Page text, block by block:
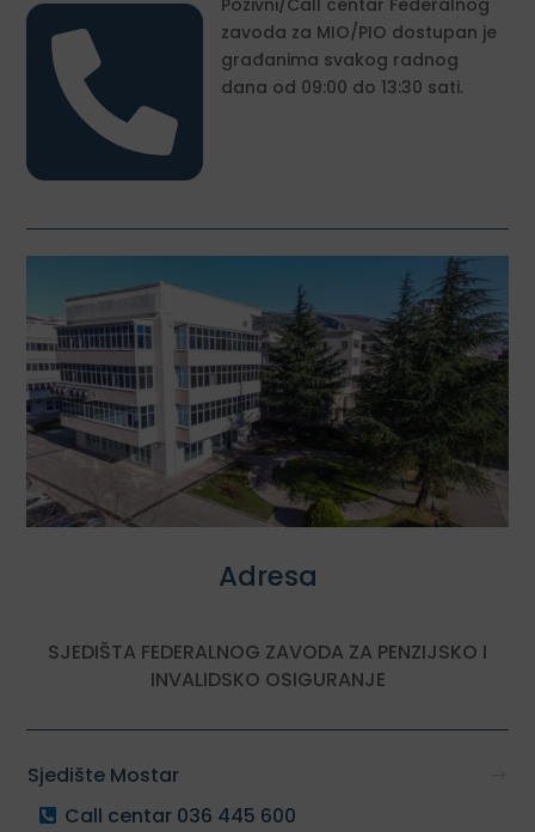

zavoda za MIO/PIO dostupan je
građanima svakog radnog
dana od 09:00 do 13:30 sati.
Adresa
SJEDIŠTA FEDERALNOG ZAVODA ZA PENZIJSKO I
INVALIDSKO OSIGURANJE
Sjedište Mostar
Call centar 036 445 600